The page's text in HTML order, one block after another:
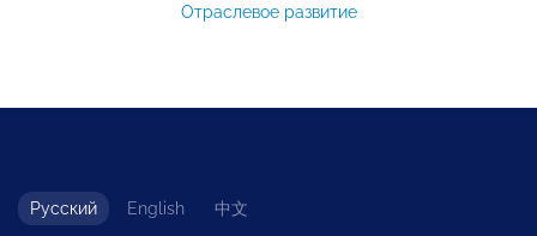
Отраслевое развитие
Русский English 中文